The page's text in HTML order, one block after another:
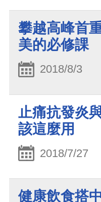
攀越高峰首
美的必修課
2018/8/3
止痛抗發炎
該這麼用
2018/7/27
健康飲食搭